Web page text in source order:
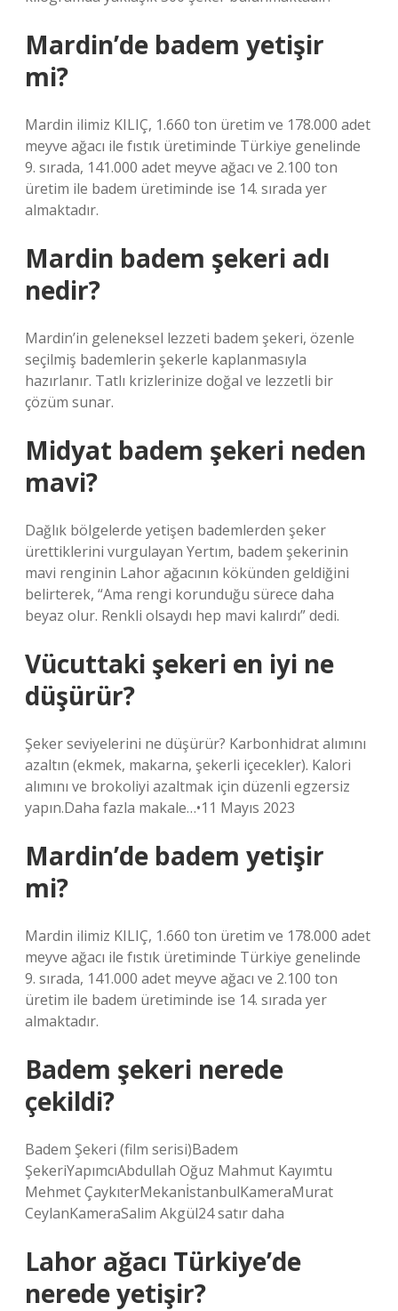
Mardin’de badem yetişir
mi?
Mardin ilimiz KILIÇ, 1.660 ton üretim ve 178.000 adet
meyve ağacı ile fıstık üretiminde Türkiye genelinde
9. sırada, 141.000 adet meyve ağacı ve 2.100 ton
üretim ile badem üretiminde ise 14. sırada yer
almaktadır.
Mardin badem şekeri adı
nedir?
Mardin’in geleneksel lezzeti badem şekeri, özenle
seçilmiş bademlerin şekerle kaplanmasıyla
hazırlanır. Tatlı krizlerinize doğal ve lezzetli bir
çözüm sunar.
Midyat badem şekeri neden
mavi?
Dağlık bölgelerde yetişen bademlerden şeker
ürettiklerini vurgulayan Yertım, badem şekerinin
mavi renginin Lahor ağacının kökünden geldiğini
belirterek, “Ama rengi korunduğu sürece daha
beyaz olur. Renkli olsaydı hep mavi kalırdı” dedi.
Vücuttaki şekeri en iyi ne
düşürür?
Şeker seviyelerini ne düşürür? Karbonhidrat alımını
azaltın (ekmek, makarna, şekerli içecekler). Kalori
alımını ve brokoliyi azaltmak için düzenli egzersiz
yapın.Daha fazla makale…•11 Mayıs 2023
Mardin’de badem yetişir
mi?
Mardin ilimiz KILIÇ, 1.660 ton üretim ve 178.000 adet
meyve ağacı ile fıstık üretiminde Türkiye genelinde
9. sırada, 141.000 adet meyve ağacı ve 2.100 ton
üretim ile badem üretiminde ise 14. sırada yer
almaktadır.
Badem şekeri nerede
çekildi?
Badem Şekeri (film serisi)Badem
ŞekeriYapımcıAbdullah Oğuz Mahmut Kayımtu
Mehmet ÇaykıterMekanİstanbulKameraMurat
CeylanKameraSalim Akgül24 satır daha
Lahor ağacı Türkiye’de
nerede yetişir?